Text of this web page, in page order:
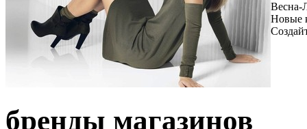
Весна-
Новые
бренды магазинов